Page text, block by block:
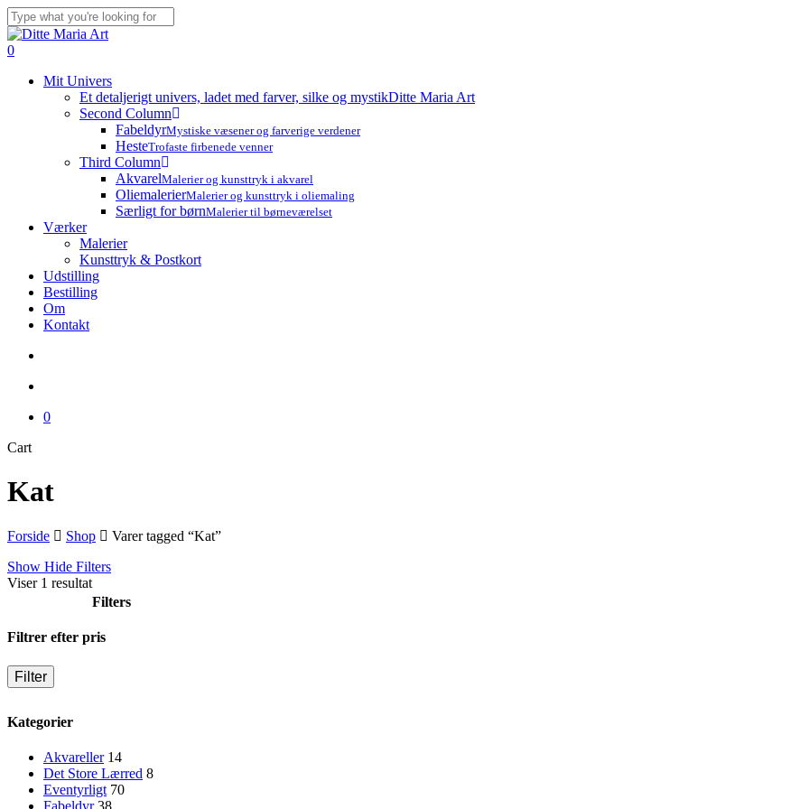
Skip
to
main
Close
Search
search
account
0
Mit Univers
Et detaljerigt univers, ladet med farver, silke og mystikDitte Maria Art
Second Column
FabeldyrMystiske væsener og farverige verdener
HesteTrofaste firbenede venner
Third Column
AkvarelMalerier og kunsttryk i akvarel
OliemalerierMalerier og kunsttryk i oliemaling
Særligt for børnMalerier til børneværelset
Værker
Malerier
Kunsttryk & Postkort
Udstilling
Bestilling
Om
Kontakt
0
CartClose
Kat
Forside Shop
Varer tagged “Kat”
Show Hide Filters
Viser 1 resultat
Filters
Close
Filtrer efter pris
Filter
Kategorier
Akvareller 14
Det Store Lærred 8
Eventyrligt 70